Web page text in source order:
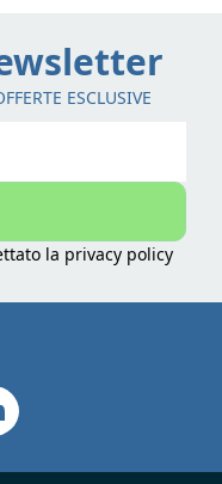
ESCLUSIVE
la privacy policy